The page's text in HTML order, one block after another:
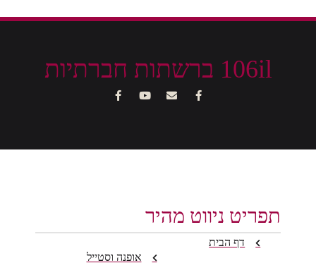
106il ברשתות חברתיות
תפריט ניווט מהיר
דף הבית
אופנה וסטייל